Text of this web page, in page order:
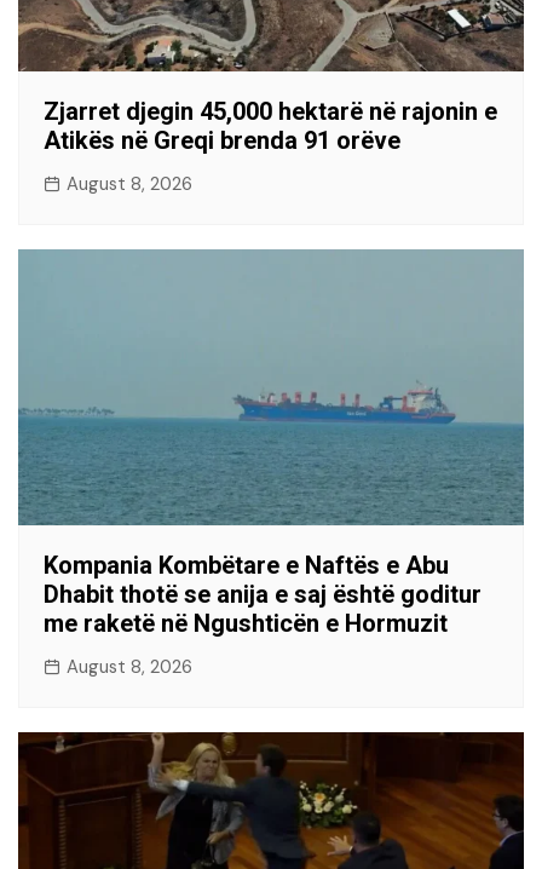
Zjarret djegin 45,000 hektarë në rajonin e
Atikës në Greqi brenda 91 orëve
August 8, 2026
Kompania Kombëtare e Naftës e Abu
Dhabit thotë se anija e saj është goditur
me raketë në Ngushticën e Hormuzit
August 8, 2026